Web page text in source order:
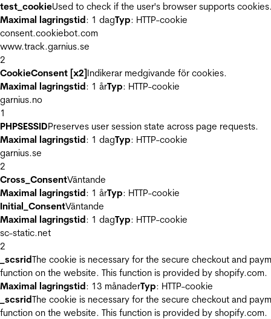
test_cookieUsed to check if the user's browser supports
Maximal lagringstid: 1 dagTyp: HTTP-cookie
consent.cookiebot.com
www.track.garnius.se
2
CookieConsent [x2]Indikerar medgivande för cookies.
Maximal lagringstid: 1 årTyp: HTTP-cookie
garnius.no
1
PHPSESSIDPreserves user session state across page requests.
Maximal lagringstid: 1 dagTyp: HTTP-cookie
garnius.se
2
Cross_ConsentVäntande
Maximal lagringstid: 1 årTyp: HTTP-cookie
Initial_ConsentVäntande
Maximal lagringstid: 1 dagTyp: HTTP-cookie
sc-static.net
2
_scsridThe cookie is necessary for the secure checkout and
function on the website. This function is provided by shopify.com.
Maximal lagringstid: 13 månaderTyp: HTTP-cookie
_scsridThe cookie is necessary for the secure checkout and
function on the website. This function is provided by shopify.com.